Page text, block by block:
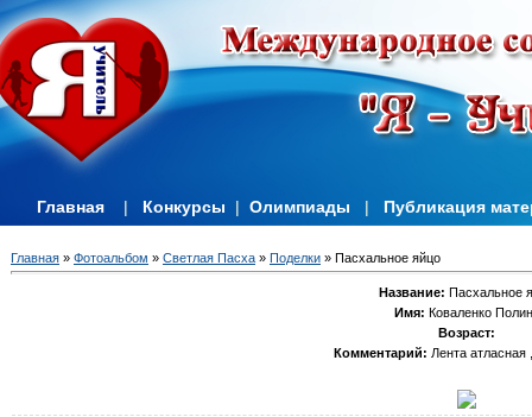
Главная | Конкурсы | Олимпиады | Публикация
Главная » Фотоальбом » Светлая Пасха » Поделки » Пасхальное яйцо
Название: Пасхальное
Имя: Коваленко
Возраст:
Комментарий: Лента